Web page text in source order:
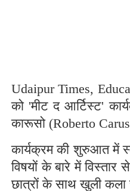
Udaipur Times,
को 'मीट द आर्टिस्ट'
कारूसो (Roberto
कार्यक्रम की शुरुआत में
विषयों के बारे में विस्तार
छात्रों के साथ खुली कला